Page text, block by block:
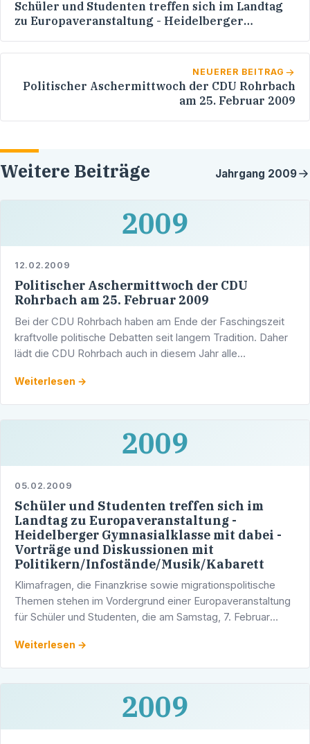
Schüler und Studenten treffen sich im Landtag
zu Europaveranstaltung - Heidelberger
Diskussionen mit
NEUERER BEITRAG
Politischer Aschermittwoch der CDU Rohrbach
am 25. Februar 2009
Weitere Beiträge Jahrgang 2009
2009
12.02.2009
Politischer Aschermittwoch der CDU
Rohrbach am 25. Februar 2009
Bei der CDU Rohrbach haben am Ende der Faschingszeit
kraftvolle politische Debatten seit langem Tradition. Daher
lädt die CDU Rohrbach auch in diesem Jahr alle
Weiterlesen →
2009
05.02.2009
Schüler und Studenten treffen sich im
Landtag zu Europaveranstaltung -
Heidelberger Gymnasialklasse mit dabei -
Vorträge und Diskussionen mit
Politikern/Infostände/Musik/Kabarett
Klimafragen, die Finanzkrise sowie migrationspolitische
Themen stehen im Vordergrund einer Europaveranstaltung
für Schüler und Studenten, die am Samstag, 7. Februar
Weiterlesen →
2009